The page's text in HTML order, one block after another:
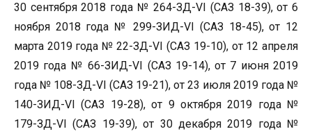
30 сентября 2018 года № 264-ЗД-VI (САЗ 18-39), от 6
ноября 2018 года № 299-ЗИД-VI (САЗ 18-45), от 12
марта 2019 года № 22-ЗД-VI (САЗ 19-10), от 12 апреля
2019 года № 66-ЗИД-VI (САЗ 19-14), от 7 июня 2019
года № 108-ЗД-VI (САЗ 19-21), от 23 июля 2019 года №
140-ЗИД-VI (САЗ 19-28), от 9 октября 2019 года №
179-ЗД-VI (САЗ 19-39), от 30 декабря 2019 года №